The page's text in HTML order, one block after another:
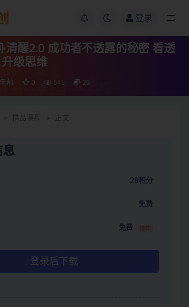
登录
·清醒2.0 成功者不透露的秘密 看透
级思维
前 0 541 28
息
28积分
免费
免费 推荐
登录后下载